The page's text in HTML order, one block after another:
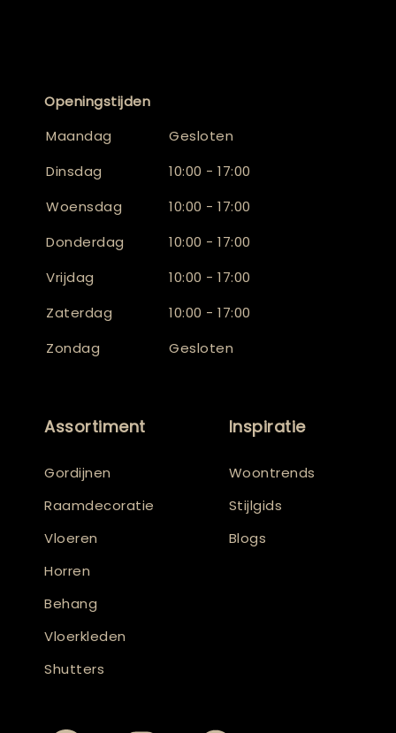
Openingstijden
Maandag
Gesloten
Dinsdag
10:00 - 17:00
Woensdag
10:00 - 17:00
Donderdag
10:00 - 17:00
Vrijdag
10:00 - 17:00
Zaterdag
10:00 - 17:00
Zondag
Gesloten
Assortiment
Gordijnen
Raamdecoratie
Vloeren
Horren
Behang
Vloerkleden
Shutters
Inspiratie
Woontrends
Stijlgids
Blogs